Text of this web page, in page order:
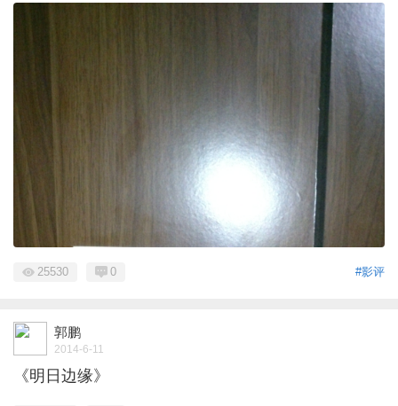
#影评
25530 0
郭鹏
2014-6-11
《明日边缘》